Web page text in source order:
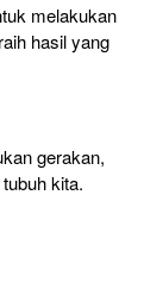
melakukan
hasil yang
gerakan,
kita.